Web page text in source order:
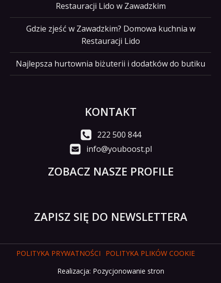
Restauracji Lido w Zawadzkim
Gdzie zjeść w Zawadzkim? Domowa kuchnia w
Restauracji Lido
Najlepsza hurtownia biżuterii i dodatków do butiku
KONTAKT
222 500 844
info@youboost.pl
ZOBACZ NASZE PROFILE
ZAPISZ SIĘ DO NEWSLETTERA
POLITYKA PRYWATNOŚCI
POLITYKA PLIKÓW COOKIE
Realizacja: Pozycjonowanie stron